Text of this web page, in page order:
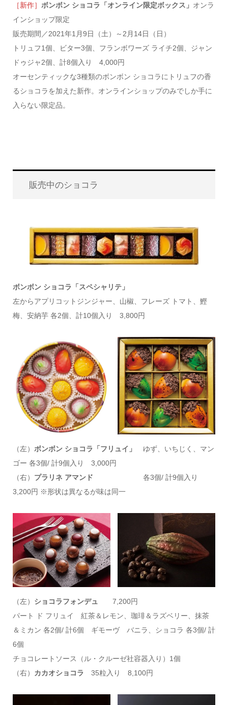
［新作］ ボンボン ショコラ「オンライン限定ボックス」 オンラ
インショップ限定
販売期間／2021年1月9日（土）～2月14日（日）
トリュフ1個、ビター3個、フランボワーズ ライチ2個、ジャン
ドゥジャ2個、計8個入り 4,000円
オーセンティックな3種類のボンボン ショコラにトリュフの香
るショコラを加えた新作。オンラインショップのみでしか手に
入らない限定品。
販売中のショコラ
ボンボン ショコラ「スペシャリテ」
左からアプリコットジンジャー、山椒、フレーズ トマト、鰹
梅、安納芋 各2個、計10個入り 3,800円
（左） ボンボン ショコラ「フリュイ」
ゆず、いちじく、マン
ゴー 各3個/ 計9個入り 3,000円
（右） プラリネ アマンド 各3個/ 計9個入り
3,200円 ※形状は異なるが味は同一
（左） ショコラフォンデュ
7,200円
パート ド フリュイ 紅茶＆レモン、珈琲＆ラズベリー、抹茶
＆ミカン 各2個/ 計6個 ギモーヴ バニラ、ショコラ 各3個/ 計
6個
チョコレートソース（ル・クルーゼ社容器入り）1個
（右） カカオショコラ 35粒入り 8,100円